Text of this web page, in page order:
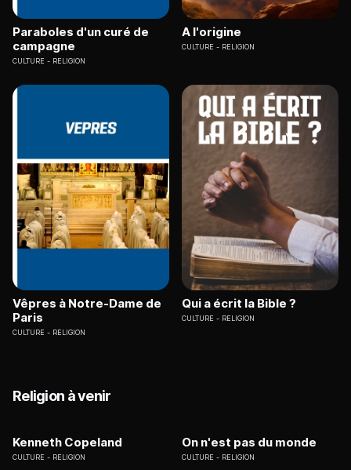
Paraboles d'un curé de
campagne
CULTURE RELIGION
A l'origine
CULTURE RELIGION
Vêpres à Notre-Dame de
Paris
CULTURE RELIGION
Qui a écrit la Bible ?
CULTURE RELIGION
Religion à venir
Kenneth Copeland
CULTURE RELIGION
On n'est pas du monde
CULTURE RELIGION